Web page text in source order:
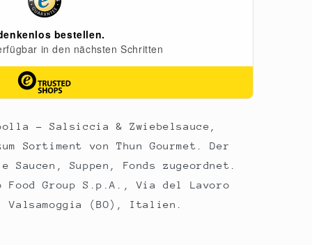
- Salsiccia & Zwiebelsauce,
Sortiment von Thun Gourmet. Der
Suppen, Fonds zugeordnet.
Food Group S.p.A., Via del Lavoro
Valsamoggia (BO), Italien.